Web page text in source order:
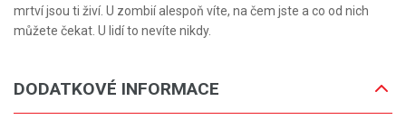
mrtví jsou ti živí. U zombií alespoň víte, na čem jste a co od nich
můžete čekat. U lidí to nevíte nikdy.
DODATKOVÉ INFORMACE